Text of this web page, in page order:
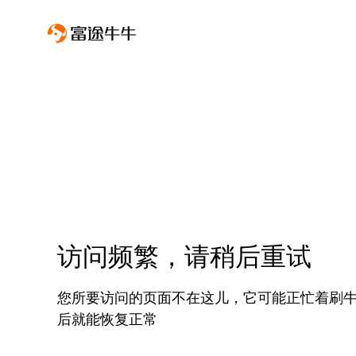
访问频繁，请稍后重试
您所要访问的页面不在这儿，它可能正忙着刷
后就能恢复正常